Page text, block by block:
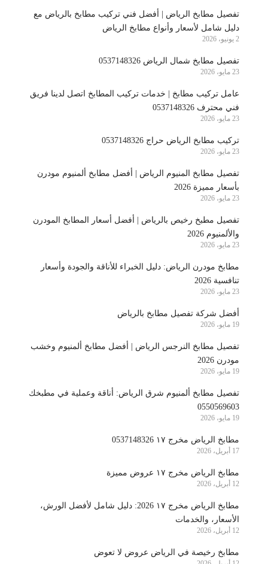
تفصيل مطابخ الرياض | أفضل فني تركيب مطابخ بالرياض مع
دليل شامل لأسعار وأنواع مطابخ الرياض
2 يونيو، 2026
تفصيل مطابخ شمال الرياض 0537148326
23 مايو، 2026
عامل تركيب مطابخ | خدمات تركيب المطابخ اتصل لدينا فريق
فني محترف 0537148326
23 مايو، 2026
تركيب مطابخ الرياض حراج 0537148326
23 مايو، 2026
تفصيل مطابخ المنيوم الرياض | أفضل مطابخ ألمنيوم مودرن
بأسعار مميزة 2026
23 مايو، 2026
تفصيل مطبخ رخيص بالرياض | أفضل أسعار المطابخ المودرن
والألمنيوم 2026
23 مايو، 2026
مطابخ مودرن الرياض: دليل الخبراء للأناقة والجودة وأسعار
تنافسية 2026
23 مايو، 2026
أفضل شركة تفصيل مطابخ بالرياض
19 مايو، 2026
تفصيل مطابخ النرجس الرياض | أفضل مطابخ ألمنيوم وخشب
مودرن 2026
19 مايو، 2026
تفصيل مطابخ ألمنيوم شرق الرياض: أناقة وعملية في مطبخك
0550569603
19 مايو، 2026
مطابخ الرياض مخرج ١٧ 0537148326
17 أبريل، 2026
مطابخ الرياض مخرج ١٧ عروض مميزة
12 أبريل، 2026
مطابخ الرياض مخرج ١٧ 2026: دليل شامل لأفضل الورش،
الأسعار، والخدمات
12 أبريل، 2026
مطابخ رخيصة في الرياض عروض لا تعوض